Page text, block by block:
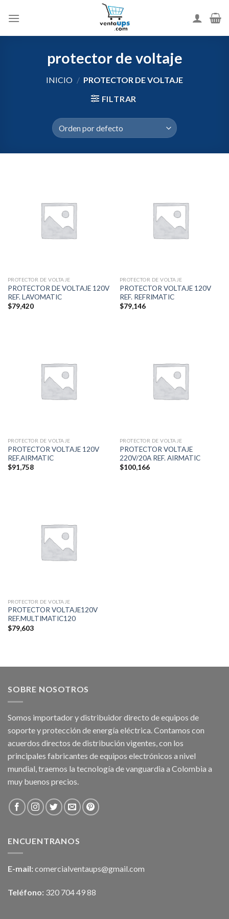
protector de voltaje
INICIO / PROTECTOR DE VOLTAJE
FILTRAR
PROTECTOR DE VOLTAJE
PROTECTOR DE VOLTAJE 120V
REF. LAVOMATIC
$79,420
PROTECTOR DE VOLTAJE
PROTECTOR VOLTAJE 120V
REF. REFRIMATIC
$79,146
PROTECTOR DE VOLTAJE
PROTECTOR VOLTAJE 120V
REF.AIRMATIC
$91,758
PROTECTOR DE VOLTAJE
PROTECTOR VOLTAJE
220V/20A REF. AIRMATIC
$100,166
PROTECTOR DE VOLTAJE
PROTECTOR VOLTAJE120V
REF.MULTIMATIC120
$79,603
SOBRE NOSOTROS
Somos importador y distribuidor directo de equipos de
soporte y protección de energía eléctrica. Contamos con
acuerdos directos de distribución vigentes, con los
principales fabricantes de equipos electrónicos a nivel
mundial, traemos la tecnología de vanguardia a Colombia a
muy buenos precios.
ENCUENTRANOS
E-mail: comercialventaups@gmail.com
Teléfono: 320 704 49 88